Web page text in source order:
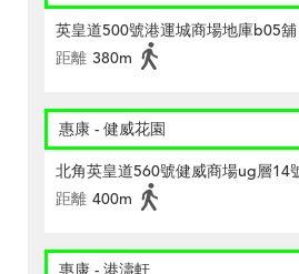
英皇道500號港運城商場地庫b05舖
距離 380m
惠康 - 健威花園
北角英皇道560號健威商場ug層14
距離 400m